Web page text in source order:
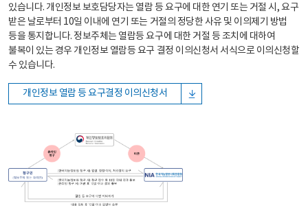
있습니다. 개인정보 보호담당자는 열람 등 요구에 대한 연기 또는 거절 시, 요구
받은 날로부터 10일 이내에 연기 또는 거절의 정당한 사유 및 이의제기 방법
등을 통지합니다. 정보주체는 열람등 요구에 대한 거절 등 조치에 대하여
불복이 있는 경우 개인정보 열람등 요구 결정 이의신청서 서식으로 이의신청할
수 있습니다.
개인정보 열람 등 요구결정 이의신청서